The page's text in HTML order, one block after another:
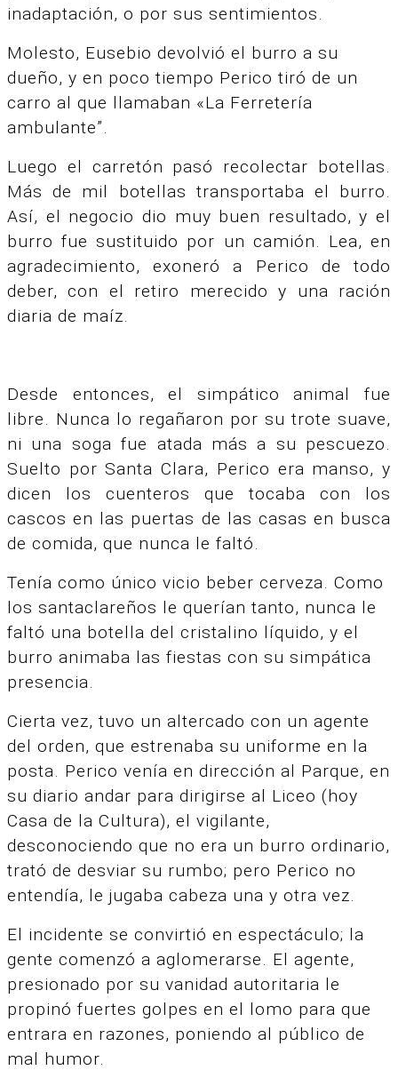
inadaptación, o por sus sentimientos.
Molesto, Eusebio devolvió el burro a su
dueño, y en poco tiempo Perico tiró de un
carro al que llamaban «La Ferretería
ambulante”.
Luego el carretón pasó recolectar botellas.
Más de mil botellas transportaba el burro.
Así, el negocio dio muy buen resultado, y el
burro fue sustituido por un camión. Lea, en
agradecimiento, exoneró a Perico de todo
deber, con el retiro merecido y una ración
diaria de maíz.
Desde entonces, el simpático animal fue
libre. Nunca lo regañaron por su trote suave,
ni una soga fue atada más a su pescuezo.
Suelto por Santa Clara, Perico era manso, y
dicen los cuenteros que tocaba con los
cascos en las puertas de las casas en busca
de comida, que nunca le faltó.
Tenía como único vicio beber cerveza. Como
los santaclareños le querían tanto, nunca le
faltó una botella del cristalino líquido, y el
burro animaba las fiestas con su simpática
presencia.
Cierta vez, tuvo un altercado con un agente
del orden, que estrenaba su uniforme en la
posta. Perico venía en dirección al Parque, en
su diario andar para dirigirse al Liceo (hoy
Casa de la Cultura), el vigilante,
desconociendo que no era un burro ordinario,
trató de desviar su rumbo; pero Perico no
entendía, le jugaba cabeza una y otra vez.
El incidente se convirtió en espectáculo; la
gente comenzó a aglomerarse. El agente,
presionado por su vanidad autoritaria le
propinó fuertes golpes en el lomo para que
entrara en razones, poniendo al público de
mal humor.